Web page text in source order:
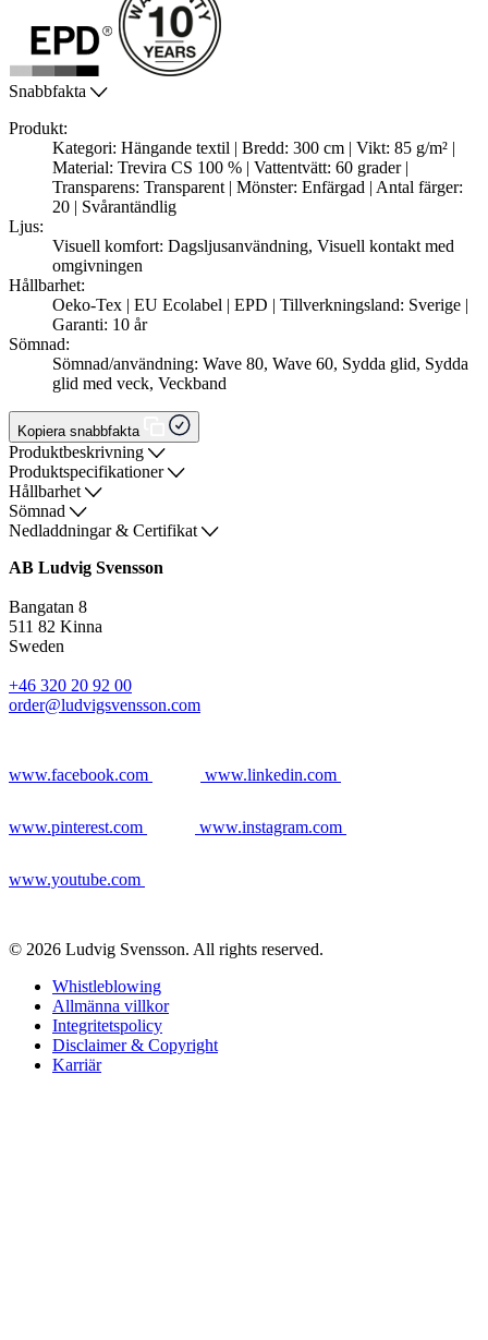
Snabbfakta
Produkt:
Kategori: Hängande textil | Bredd: 300 cm | Vikt: 85 g/m² |
Material: Trevira CS 100 % | Vattentvätt: 60 grader |
Transparens: Transparent | Mönster: Enfärgad | Antal färger:
20 | Svårantändlig
Ljus:
Visuell komfort: Dagsljusanvändning, Visuell kontakt med
omgivningen
Hållbarhet:
Oeko-Tex | EU Ecolabel | EPD | Tillverkningsland: Sverige |
Garanti: 10 år
Sömnad:
Sömnad/användning: Wave 80, Wave 60, Sydda glid, Sydda
glid med veck, Veckband
Kopiera snabbfakta
Produktbeskrivning
Produktspecifikationer
Hållbarhet
Sömnad
Nedladdningar & Certifikat
AB Ludvig Svensson
Bangatan 8
511 82 Kinna
Sweden
+46 320 20 92 00
order@ludvigsvensson.com
www.facebook.com www.linkedin.com
www.pinterest.com www.instagram.com
www.youtube.com
© 2026 Ludvig Svensson. All rights reserved.
Whistleblowing
Allmänna villkor
Integritetspolicy
Disclaimer & Copyright
Karriär